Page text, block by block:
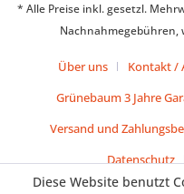
* Alle Preise inkl. gesetzl.
Nachnahmegebühren,
Über uns Kontakt /
Grünebaum 3 Jahre
Versand und
Datenschutz
Diese Website benutzt